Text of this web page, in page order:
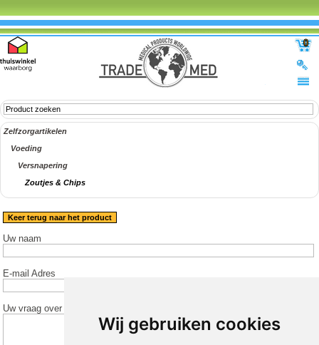
Wij gebruiken cookies
0
Zelfzorgartikelen
Voeding
Versnapering
Zoutjes & Chips
Keer terug naar het product
Uw naam
E-mail Adres
Uw vraag over het product